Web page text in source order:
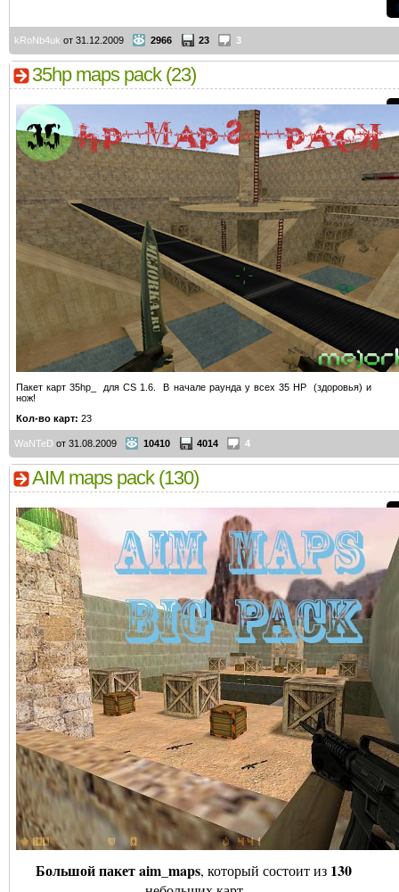
kRoNb4uk от 31.12.2009 2966 23 3
35hp maps pack (23)
Пакет карт 35hp_ для CS 1.6. В начале раунда у всех 35 HP (здоровья) и
нож!
Кол-во карт: 23
WaNTeD от 31.08.2009 10410 4014 4
AIM maps pack (130)
Большой пакет aim_maps, который состоит из 130